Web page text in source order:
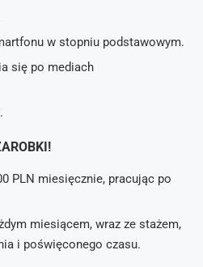
w stopniu podstawowym.
się po mediach
PLN miesięcznie, pracując po
miesiącem, wraz ze stażem,
i poświęconego czasu.